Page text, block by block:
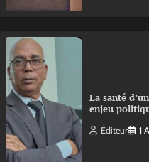
La santé
enjeu
Éditeur 1